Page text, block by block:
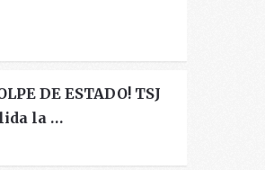
DE ESTADO! TSJ
la …